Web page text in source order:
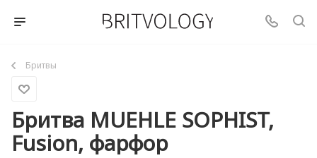
Бритвы
Бритва MUEHLE SOPHIST,
Fusion, фарфор